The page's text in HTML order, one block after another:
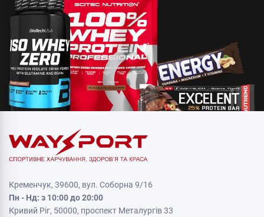
Кременчук, 39600, вул. Соборна 9/16
Пн - Нд: з 10:00 до 20:00
Кривий Ріг, 50000, проспект Металургів 33